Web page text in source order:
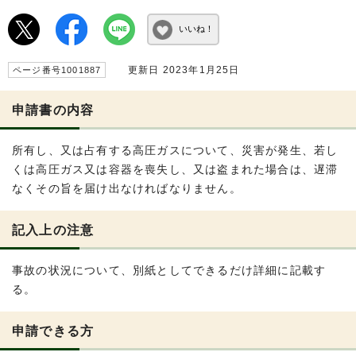
いいね！
ページ番号1001887 更新日 2023年1月25日
申請書の内容
所有し、又は占有する高圧ガスについて、災害が発生、若し
くは高圧ガス又は容器を喪失し、又は盗まれた場合は、遅滞
なくその旨を届け出なければなりません。
記入上の注意
事故の状況について、別紙としてできるだけ詳細に記載す
る。
申請できる方